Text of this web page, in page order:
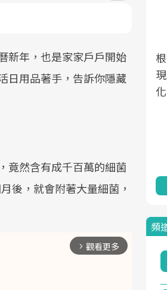
新年，也是家家戶戶開始
日用品著手，告訴你隱藏
竟然含有成千百萬的細菌
後，就會附著大量細菌，
arrow_forward_ios 觀看更多
會的浪潮，台灣正在快速
護」的新時代。隨著國家
健康管理的重要起點。
前往專題
良醫生活祭體驗「一站式
，從講座、體驗到運動，
前往專題
「換季的身體變化」出
觀點與日常感受的對話，
前往專題
頻